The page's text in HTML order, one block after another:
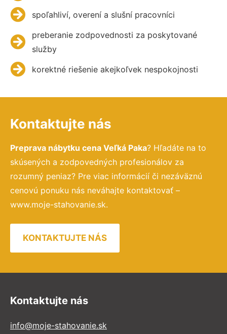
spoľahliví, overení a slušní pracovníci
preberanie zodpovednosti za poskytované
služby
korektné riešenie akejkoľvek nespokojnosti
Kontaktujte nás
Preprava nábytku cena Veľká Paka? Hľadáte na to
skúsených a zodpovedných profesionálov za
rozumný peniaz? Pre viac informácií či nezáväznú
cenovú ponuku nás neváhajte kontaktovať –
www.moje-stahovanie.sk.
KONTAKTUJTE NÁS
Kontaktujte nás
info@moje-stahovanie.sk